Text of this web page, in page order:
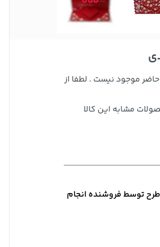
حاضر موجود نیست . لطفا از
مشابه این کالا
طرح توسط فروشنده انجام